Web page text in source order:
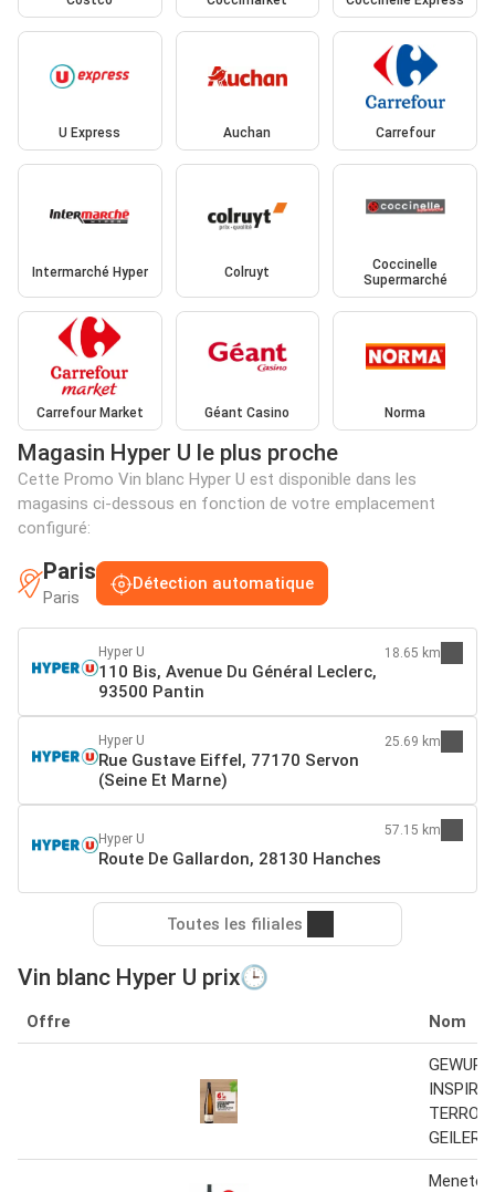
U Express Auchan Carrefour
Intermarché Hyper Colruyt
Coccinelle
Supermarché
Carrefour Market Géant Casino Norma
Magasin Hyper U le plus proche
Cette Promo Vin blanc Hyper U est disponible dans les
magasins ci-dessous en fonction de votre emplacement
configuré:
Paris
Paris
Détection automatique
Hyper U
110 Bis, Avenue Du Général Leclerc,
93500 Pantin
18.65 km
Hyper U
Rue Gustave Eiffel, 77170 Servon
(Seine Et Marne)
25.69 km
Hyper U
Route De Gallardon, 28130 Hanches
57.15 km
Toutes les filiales
Vin blanc Hyper U prix🕒
Offre Nom
GEILER